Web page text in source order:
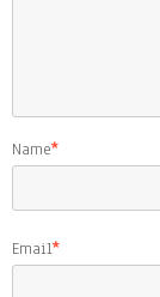
Name*
Email*